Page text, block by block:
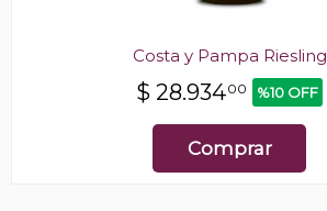
Costa y Pampa Riesling
$ 28.93400 %10 OFF
Comprar